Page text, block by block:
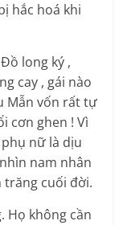
hắc hoá khi
long ký ,
cay , gái nào
Mẫn vốn rất tự
cơn ghen ! Vì
phụ nữ là dịu
nam nhân
trăng cuối đời.
Họ không cần